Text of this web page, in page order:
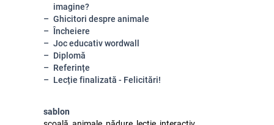
imagine?
Ghicitori despre animale
Încheiere
Joc educativ wordwall
Diplomă
Referințe
Lecție finalizată - Felicitări!
sablon